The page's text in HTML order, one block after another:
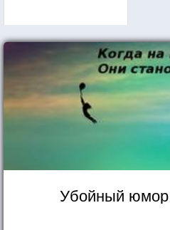
Убойный юмор